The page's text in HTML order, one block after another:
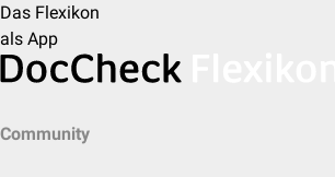
Das Flexikon
als App
Community